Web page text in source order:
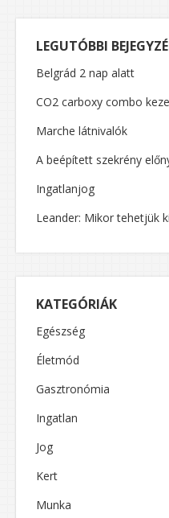
LEGUTÓBBI
Belgrád 2 nap alatt
CO2 carboxy combo
Marche látnivalók
A beépített szekrény
Ingatlanjog
Leander: Mikor tehetjük
KATEGÓRIÁK
Egészség
Életmód
Gasztronómia
Ingatlan
Jog
Kert
Munka